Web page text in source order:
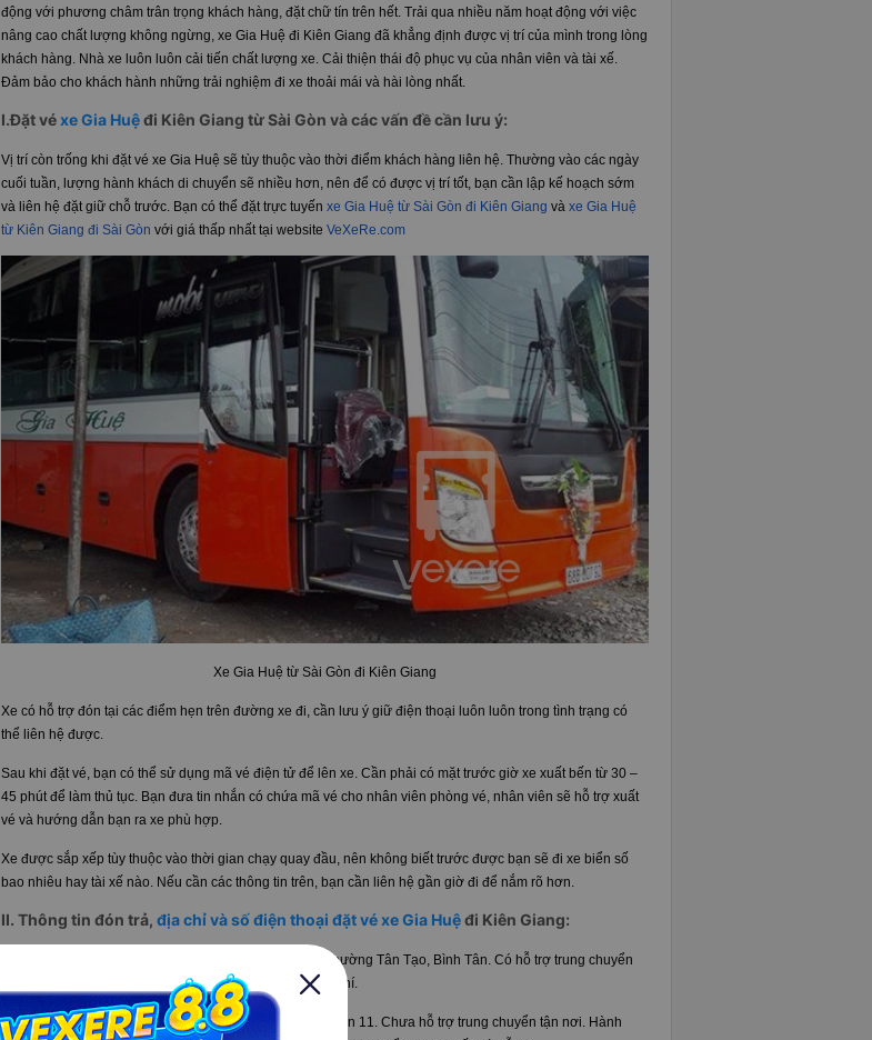
động với phương châm trân trọng khách hàng, đặt chữ tín trên hết. Trải qua nhiều năm hoạt động với việc
nâng cao chất lượng không ngừng, xe Gia Huệ đi Kiên Giang đã khẳng định được vị trí của mình trong lòng
khách hàng. Nhà xe luôn luôn cải tiến chất lượng xe. Cải thiện thái độ phục vụ của nhân viên và tài xế.
Đảm bảo cho khách hành những trải nghiệm đi xe thoải mái và hài lòng nhất.
I.Đặt véxe Gia Huệđi Kiên Giang từ Sài Gòn và các vấn đề cần lưu ý:
Vị trí còn trống khi đặt vé xe Gia Huệ sẽ tùy thuộc vào thời điểm khách hàng liên hệ. Thường vào các ngày
cuối tuần, lượng hành khách di chuyển sẽ nhiều hơn, nên để có được vị trí tốt, bạn cần lập kế hoạch sớm
và liên hệ đặt giữ chỗ trước. Bạn có thể đặt trực tuyến xe Gia Huệ từ Sài Gòn đi Kiên Giang và xe Gia Huệ
từ Kiên Giang đi Sài Gòn với giá thấp nhất tại website VeXeRe.com
Xe Gia Huệ từ Sài Gòn đi Kiên Giang
Xe có hỗ trợ đón tại các điểm hẹn trên đường xe đi, cần lưu ý giữ điện thoại luôn luôn trong tình trạng có
thể liên hệ được.
Sau khi đặt vé, bạn có thể sử dụng mã vé điện tử để lên xe. Cần phải có mặt trước giờ xe xuất bến từ 30 –
45 phút để làm thủ tục. Bạn đưa tin nhắn có chứa mã vé cho nhân viên phòng vé, nhân viên sẽ hỗ trợ xuất
vé và hướng dẫn bạn ra xe phù hợp.
Xe được sắp xếp tùy thuộc vào thời gian chạy quay đầu, nên không biết trước được bạn sẽ đi xe biển số
bao nhiêu hay tài xế nào. Nếu cần các thông tin trên, bạn cần liên hệ gần giờ đi để nắm rõ hơn.
II. Thông tin đón trả, địa chỉ và số điện thoại đặt vé xe Gia Huệđi Kiên Giang:
Tại Sài Gòn, xe có văn phòng tại số 28, đường số 42, phường Tân Tạo, Bình Tân. Có hỗ trợ trung chuyển
khách tại các quận như Q.5-6-8-10-11-Bình Tân có tính phí.
Tại Kiên Giang, xe trả khách tại An Minh, khu vực 3, thị trấn 11. Chưa hỗ trợ trung chuyển tận nơi. Hành